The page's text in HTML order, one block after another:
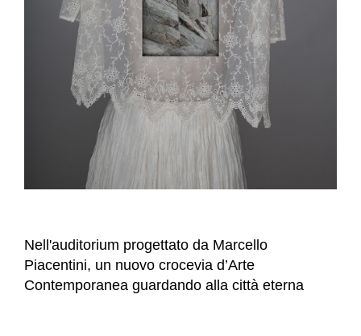
Nell'auditorium progettato da Marcello
Piacentini, un nuovo crocevia d’Arte
Contemporanea guardando alla città eterna